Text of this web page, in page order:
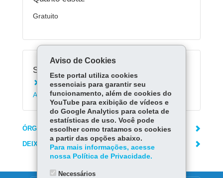
Gratuito
Serviços Relacionados:
Matricular-se na Educação de Jovens e
Adultos - EJA
ÓRGÃO RESPONSÁVEL
DEIXE SUA OPINIÃO
Aviso de Cookies
Este portal utiliza cookies
essenciais para garantir seu
funcionamento, além de cookies do
YouTube para exibição de vídeos e
do Google Analytics para coleta de
estatísticas de uso. Você pode
escolher como tratamos os cookies
a partir das opções abaixo.
Para mais informações, acesse
nossa Política de Privacidade.
Necessários